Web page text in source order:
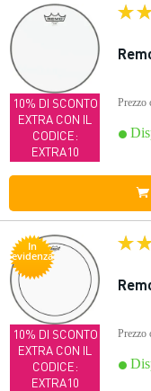
10% DI SCONTO
EXTRA CON IL
CODICE:
EXTRA10
Prezzo
In
evidenza
10% DI SCONTO
EXTRA CON IL
CODICE:
EXTRA10
Prezzo